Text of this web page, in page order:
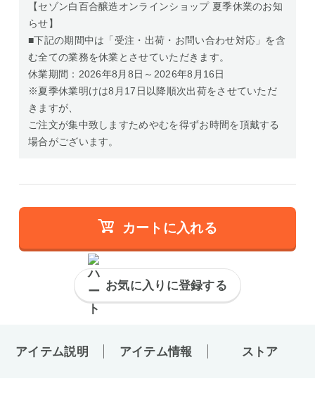
【セゾン白百合醸造オンラインショップ 夏季休業のお知
らせ】
■下記の期間中は「受注・出荷・お問い合わせ対応」を含
む全ての業務を休業とさせていただきます。
休業期間：2026年8月8日～2026年8月16日
※夏季休業明けは8月17日以降順次出荷をさせていただ
きますが、
ご注文が集中致しますためやむを得ずお時間を頂戴する
場合がございます。
カートに入れる
お気に入りに登録する
アイテム説明 アイテム情報 ストア